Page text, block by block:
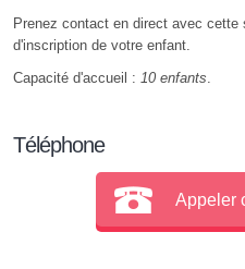
Prenez contact en direct avec
d'inscription de votre enfant.
Capacité d'accueil : 10 enfants.
Téléphone
Appeler